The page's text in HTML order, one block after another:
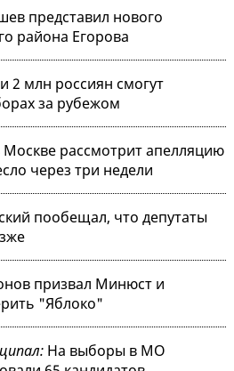
представил нового
района Егорова
2 млн россиян смогут
за рубежом
Москве рассмотрит апелляцию
через три недели
пообещал, что депутаты
призвал Минюст и
"Яблоко"
На выборы в МО